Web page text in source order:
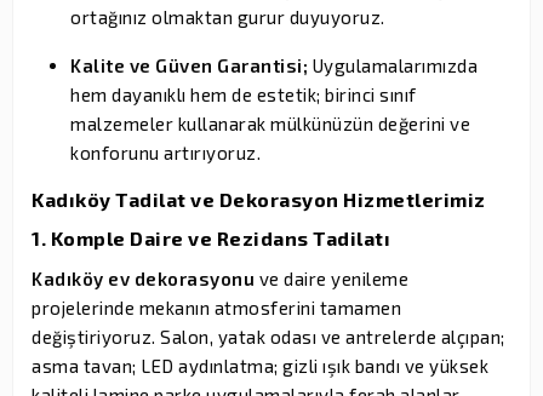
ortağınız olmaktan gurur duyuyoruz.
Kalite ve Güven Garantisi; Uygulamalarımızda
hem dayanıklı hem de estetik; birinci sınıf
malzemeler kullanarak mülkünüzün değerini ve
konforunu artırıyoruz.
Kadıköy Tadilat ve Dekorasyon Hizmetlerimiz
1. Komple Daire ve Rezidans Tadilatı
Kadıköy ev dekorasyonu ve daire yenileme
projelerinde mekanın atmosferini tamamen
değiştiriyoruz. Salon, yatak odası ve antrelerde alçıpan;
asma tavan; LED aydınlatma; gizli ışık bandı ve yüksek